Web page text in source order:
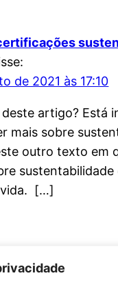
de 2021 às 17:10
artigo? Está
mais sobre
outro texto em
sustentabilidade
vida. […]